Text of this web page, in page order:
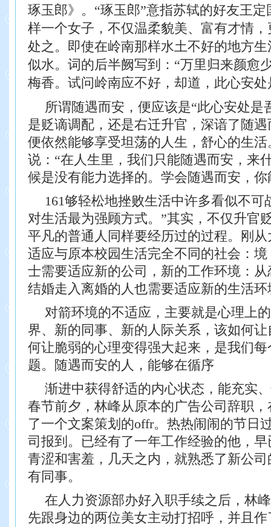
琢玉郎》。“琢玉郎”意指苏轼的好友王
样一个女子，不仅温柔貌美、富有才情
处之。即使在岭南那样水土不好的地方
似水。词的后半阙写到：“万里归来颜愈
梅香。试问岭南应不好，却道，此心安处
所谓随遇而安，便应该是“此心安处是
是贬谪调配，还是右迁升官，深谙了随
便依然能够享受坦荡的人生，舒心的生
说：“在人生里，我们只能随遇而安，来
候是没有能力选择的。学会随遇而安，你
161够轻松地挫败生活中许多看似不可
对生活最为强顾方式。”其实，不仅升官
平凡的普通人同样要经历过的过程。刚
适应与原本校园生活完全不同的社会：
士需要适应新的公司，新的工作环境：
结婚走入离婚的人也需要适应新的生活环
对箭环境的不适应，主要就是心理上
界、新的同事、新的人际关系，该如何
何让脆弱的心理变得强大起来，是我们
题。随遇而安的人，能够在循序
渐进中获得舒适的内心状态，能充实
春节前夕，林峰从原本的广告公司辞职
了一个文案策划的offr。热热闹闹的节日
司报到。已经有了一年工作经验的他，
青涩和害羞，几天之内，就熟悉了新公
有同事。
在人力资源部办好入职手续之后，林
先跟身边的两位美女主动打招呼，并且